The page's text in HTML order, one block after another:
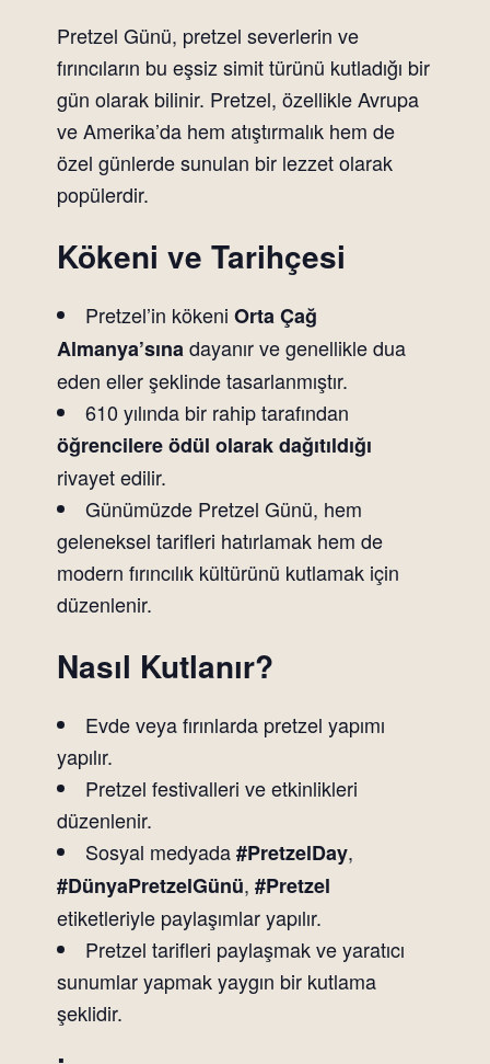
Pretzel Günü, pretzel severlerin ve
fırıncıların bu eşsiz simit türünü kutladığı bir
gün olarak bilinir. Pretzel, özellikle Avrupa
ve Amerika’da hem atıştırmalık hem de
özel günlerde sunulan bir lezzet olarak
popülerdir.
Kökeni ve Tarihçesi
Pretzel’in kökeni Orta Çağ
Almanya’sınadayanır ve genellikle dua
eden eller şeklinde tasarlanmıştır.
610 yılında bir rahip tarafından
öğrencilere ödül olarak dağıtıldığı
rivayet edilir.
Günümüzde Pretzel Günü, hem
geleneksel tarifleri hatırlamak hem de
modern fırıncılık kültürünü kutlamak için
düzenlenir.
Nasıl Kutlanır?
Evde veya fırınlarda pretzel yapımı
yapılır.
Pretzel festivalleri ve etkinlikleri
düzenlenir.
Sosyal medyada#PretzelDay,
#DünyaPretzelGünü, #Pretzel
etiketleriyle paylaşımlar yapılır.
Pretzel tarifleri paylaşmak ve yaratıcı
sunumlar yapmak yaygın bir kutlama
şeklidir.